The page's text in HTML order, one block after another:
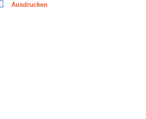
Ausdrucken